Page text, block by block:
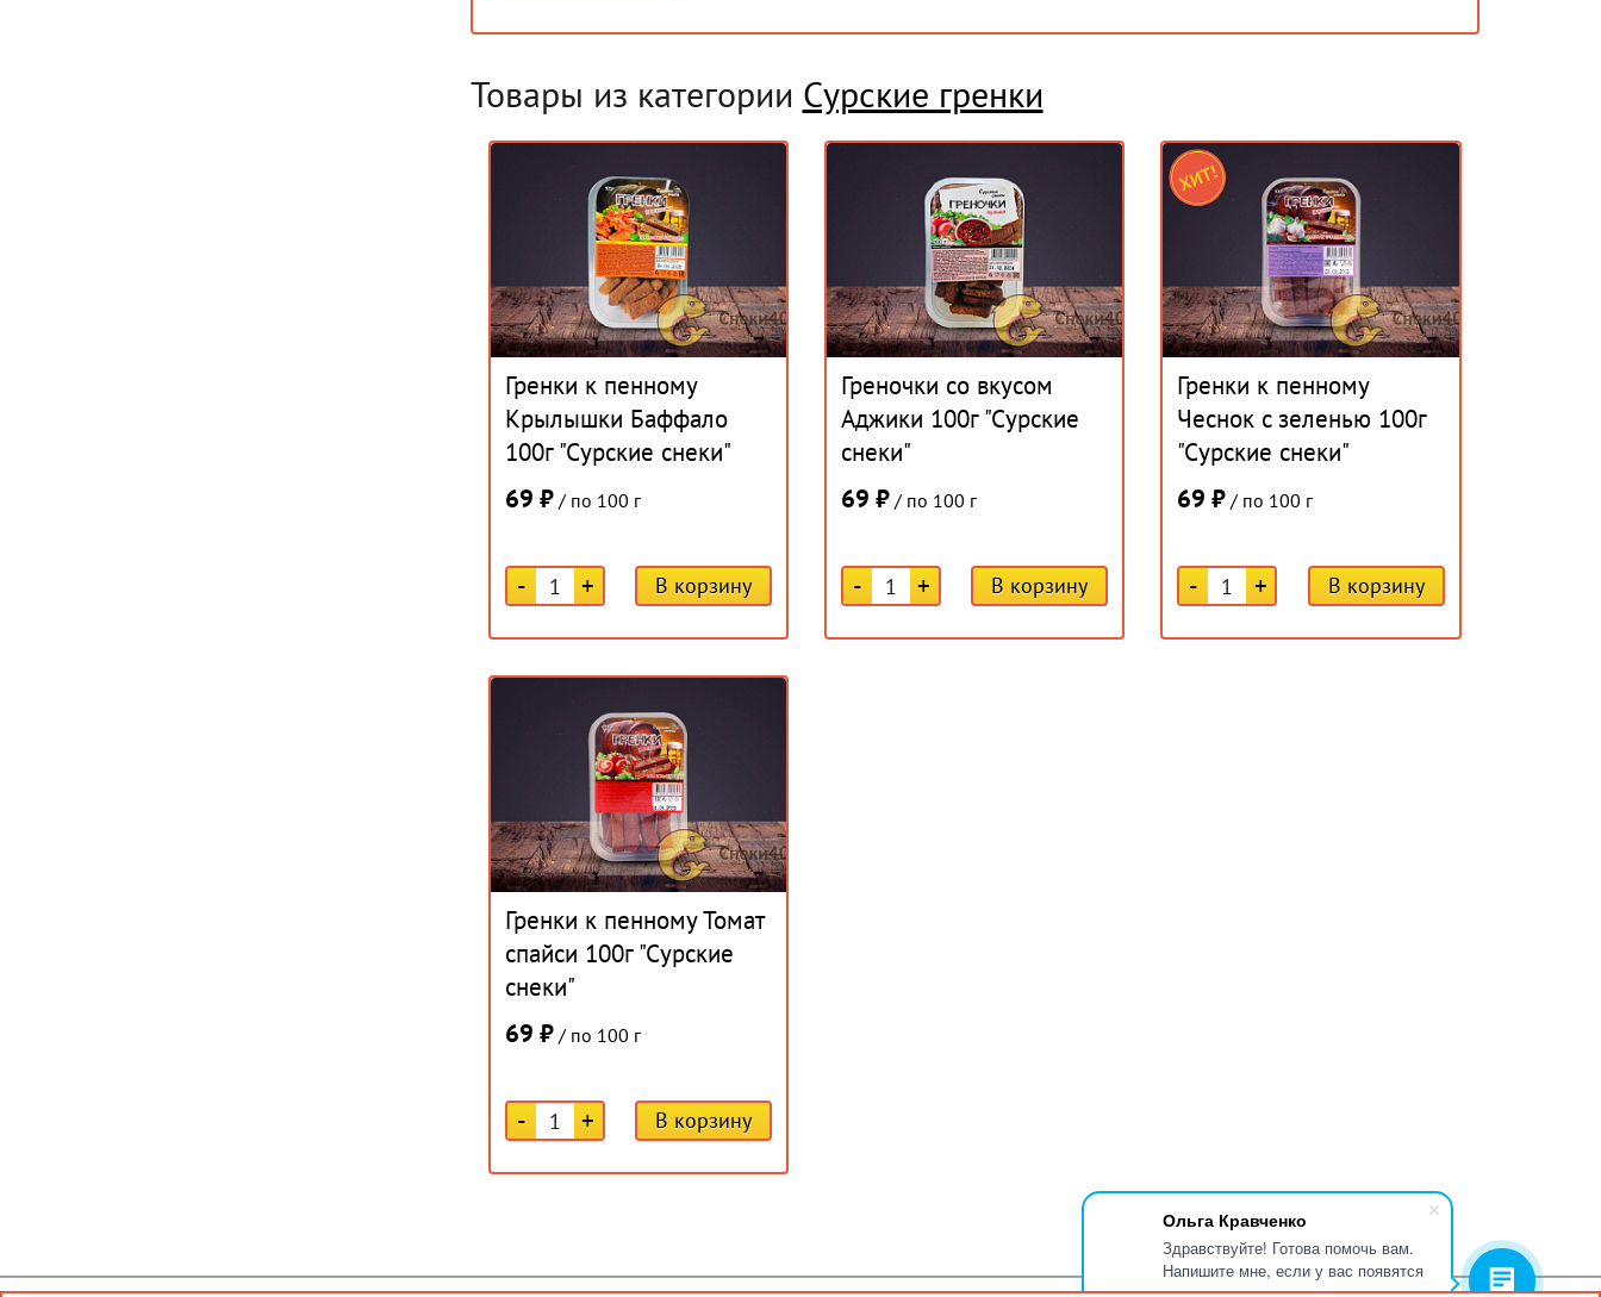
Ольга Кравченко
Здравствуйте! Готова помочь вам.
Напишите мне, если у вас появятся
Товары из категории Сурские гренки
Гренки к пенному
Крылышки Баффало
100г "Сурские снеки"
69 ₽/ по 100 г
- + В корзину
Греночки со вкусом
Аджики 100г "Сурские
снеки"
69 ₽/ по 100 г
- + В корзину
Гренки к пенному
Чеснок c зеленью 100г
"Сурские снеки"
69 ₽ / по 100 г
- + В корзину
Гренки к пенному Томат
спайси 100г "Сурские
снеки"
69 ₽/ по 100 г
- + В корзину